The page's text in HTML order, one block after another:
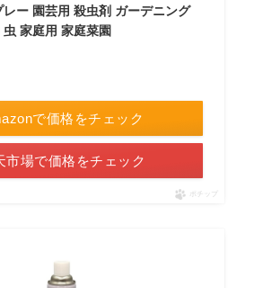
ー 園芸用 殺虫剤 ガーデニング
家庭用 家庭菜園
で価格をチェック
市場で価格をチェック
ポチップ